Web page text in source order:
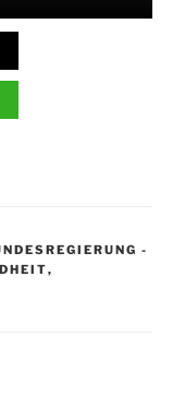
-
,